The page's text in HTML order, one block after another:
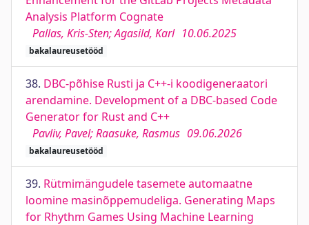
Analysis Platform Cognate
Pallas, Kris-Sten; Agasild, Karl 10.06.2025
bakalaureusetööd
38. DBC-põhise Rusti ja C++-i koodigeneraatori
arendamine. Development of a DBC-based Code
Generator for Rust and C++
Pavliv, Pavel; Raasuke, Rasmus 09.06.2026
bakalaureusetööd
39. Rütmimängudele tasemete automaatne
loomine masinõppemudeliga. Generating Maps
for Rhythm Games Using Machine Learning